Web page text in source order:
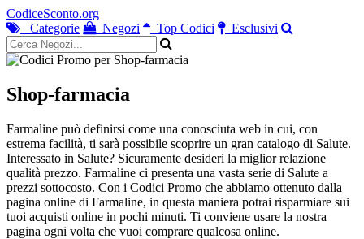
CodiceSconto.org
Categorie
Negozi Top Codici Esclusivi
Shop-farmacia
Farmaline può definirsi come una conosciuta web in cui, con
estrema facilità, ti sarà possibile scoprire un gran catalogo di Salute.
Interessato in Salute? Sicuramente desideri la miglior relazione
qualità prezzo. Farmaline ci presenta una vasta serie di Salute a
prezzi sottocosto. Con i Codici Promo che abbiamo ottenuto dalla
pagina online di Farmaline, in questa maniera potrai risparmiare sui
tuoi acquisti online in pochi minuti. Ti conviene usare la nostra
pagina ogni volta che vuoi comprare qualcosa online.